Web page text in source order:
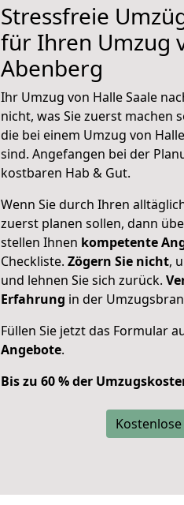
Stressfreie
für Ihren Umzug
Abenberg
Ihr Umzug von Halle Saale
nicht, was Sie zuerst machen
die bei einem Umzug von
sind. Angefangen bei der
kostbaren Hab & Gut.
Wenn Sie durch Ihren
zuerst planen sollen, dann
stellen Ihnen kompetente
Checkliste. Zögern Sie nicht,
und lehnen Sie sich zurück.
Erfahrung in der
Füllen Sie jetzt das Formular
Angebote.
Bis zu 60 % der